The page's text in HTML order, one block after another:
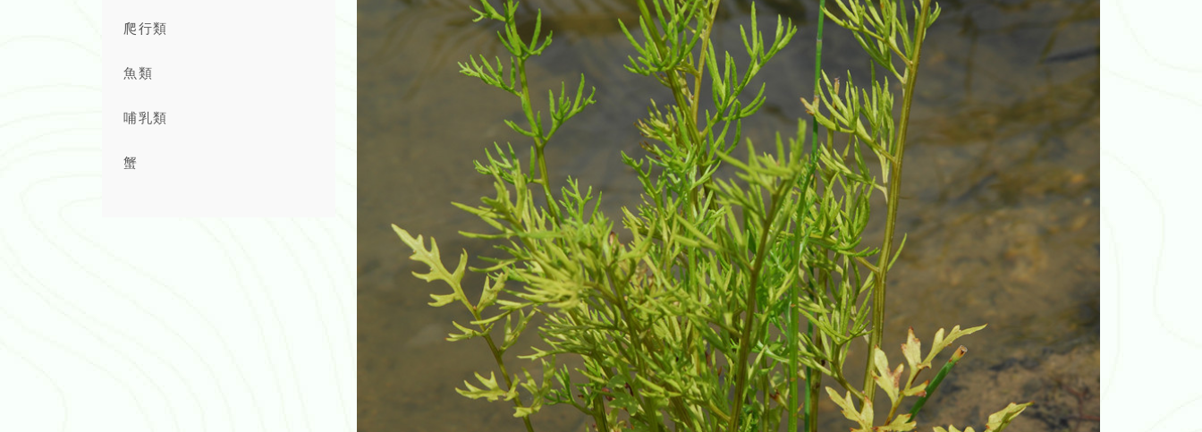
爬行類
魚類
哺乳類
蟹